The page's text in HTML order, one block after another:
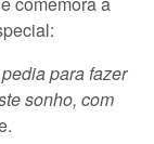
para fazer
sonho, com